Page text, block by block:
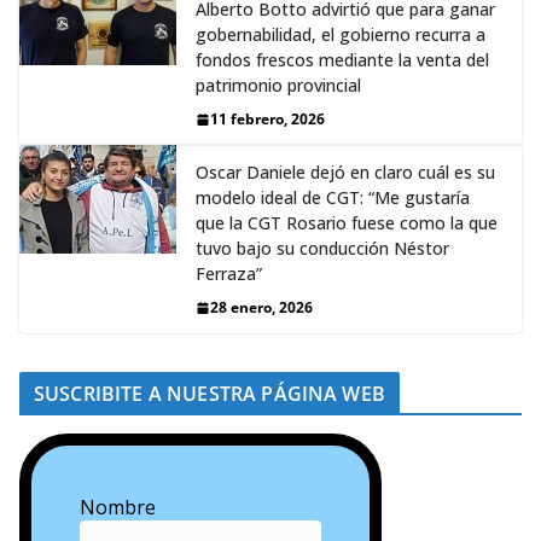
Alberto Botto advirtió que para ganar
gobernabilidad, el gobierno recurra a
fondos frescos mediante la venta del
patrimonio provincial
11 febrero, 2026
Oscar Daniele dejó en claro cuál es su
modelo ideal de CGT: “Me gustaría
que la CGT Rosario fuese como la que
tuvo bajo su conducción Néstor
Ferraza”
28 enero, 2026
SUSCRIBITE A NUESTRA PÁGINA WEB
Nombre